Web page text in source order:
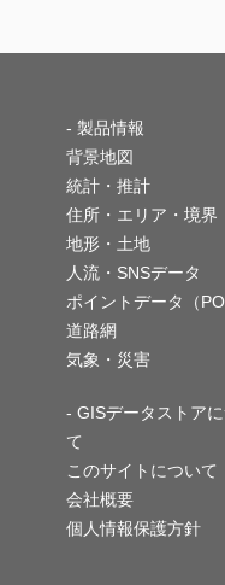
- 製品情報
背景地図
統計・推計
住所・エリア・境界
地形・土地
人流・SNSデータ
ポイントデータ（POI
道路網
気象・災害
- GISデータストア
て
このサイトについて
会社概要
個人情報保護方針